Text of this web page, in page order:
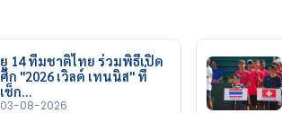
ยู 14 ทีมชาติไทย ร่วมพิธีเปิด
ศึก "2026 เวิลด์ เทนนิส" ที่
เช็ก…
03-08-2026